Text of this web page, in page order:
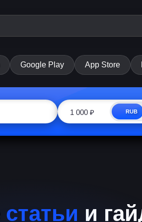
Google Play App Store
RUB
статьи и